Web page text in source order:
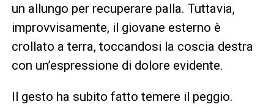
un allungo per recuperare palla. Tuttavia,
improvvisamente, il giovane esterno è
crollato a terra, toccandosi la coscia destra
con un’espressione di dolore evidente.
Il gesto ha subito fatto temere il peggio.